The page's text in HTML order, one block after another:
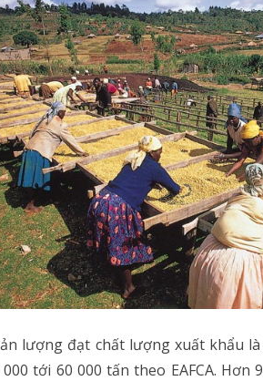
lượng đạt chất lượng xuất khẩu
tới 60 000 tấn theo EAFCA. Hơn